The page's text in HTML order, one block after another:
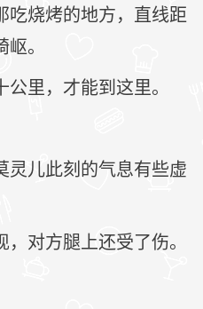
吃烧烤的地方，直线距
。
里，才能到这里。
灵儿此刻的气息有些虚
对方腿上还受了伤。